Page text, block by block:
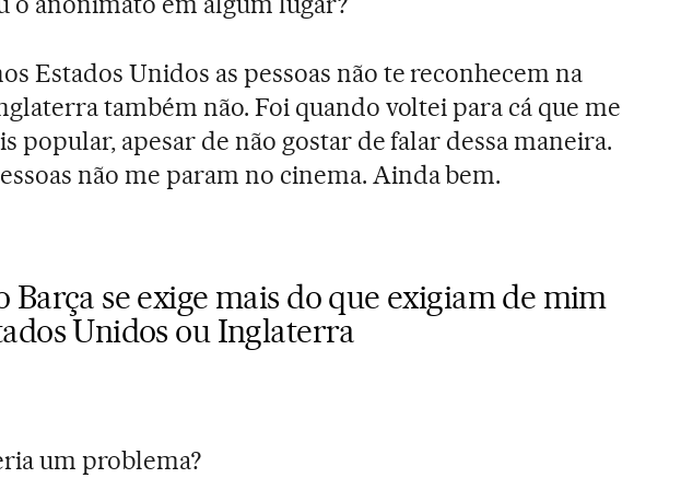
Estados Unidos as pessoas não te reconhecem na
também não. Foi quando voltei para cá que me
popular, apesar de não gostar de falar dessa maneira.
não me param no cinema. Ainda bem.
Barça se exige mais do que exigiam de mim
Unidos ou Inglaterra
um problema?